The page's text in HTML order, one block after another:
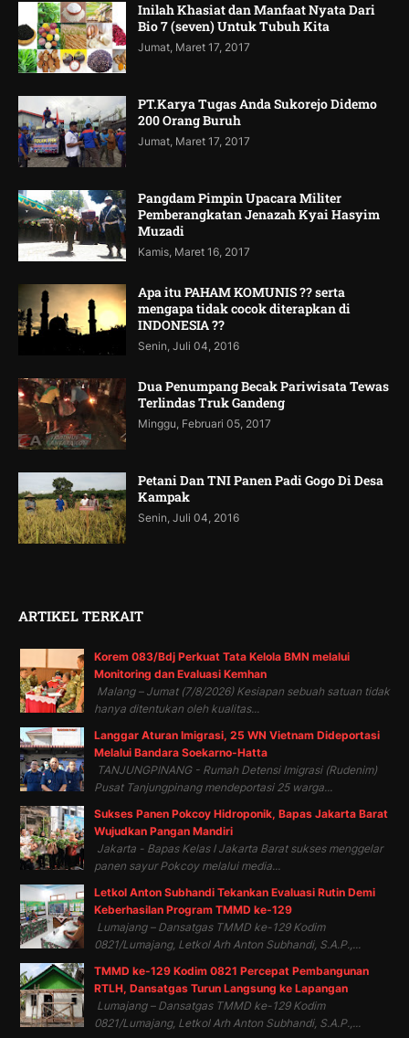
Inilah Khasiat dan Manfaat Nyata Dari
Bio 7 (seven) Untuk Tubuh Kita
Jumat, Maret 17, 2017
PT.Karya Tugas Anda Sukorejo Didemo
200 Orang Buruh
Jumat, Maret 17, 2017
Pangdam Pimpin Upacara Militer
Pemberangkatan Jenazah Kyai Hasyim
Muzadi
Kamis, Maret 16, 2017
Apa itu PAHAM KOMUNIS ?? serta
mengapa tidak cocok diterapkan di
INDONESIA ??
Senin, Juli 04, 2016
Dua Penumpang Becak Pariwisata Tewas
Terlindas Truk Gandeng
Minggu, Februari 05, 2017
Petani Dan TNI Panen Padi Gogo Di Desa
Kampak
Senin, Juli 04, 2016
ARTIKEL TERKAIT
Korem 083/Bdj Perkuat Tata Kelola BMN melalui
Monitoring dan Evaluasi Kemhan
Malang – Jumat (7/8/2026) Kesiapan sebuah satuan tidak
hanya ditentukan oleh kualitas...
Langgar Aturan Imigrasi, 25 WN Vietnam Dideportasi
Melalui Bandara Soekarno-Hatta
TANJUNGPINANG - Rumah Detensi Imigrasi (Rudenim)
Pusat Tanjungpinang mendeportasi 25 warga...
Sukses Panen Pokcoy Hidroponik, Bapas Jakarta Barat
Wujudkan Pangan Mandiri
Jakarta - Bapas Kelas I Jakarta Barat sukses menggelar
panen sayur Pokcoy melalui media...
Letkol Anton Subhandi Tekankan Evaluasi Rutin Demi
Keberhasilan Program TMMD ke-129
Lumajang – Dansatgas TMMD ke-129 Kodim
0821/Lumajang, Letkol Arh Anton Subhandi, S.A.P.,...
TMMD ke-129 Kodim 0821 Percepat Pembangunan
RTLH, Dansatgas Turun Langsung ke Lapangan
Lumajang – Dansatgas TMMD ke-129 Kodim
0821/Lumajang, Letkol Arh Anton Subhandi, S.A.P.,...